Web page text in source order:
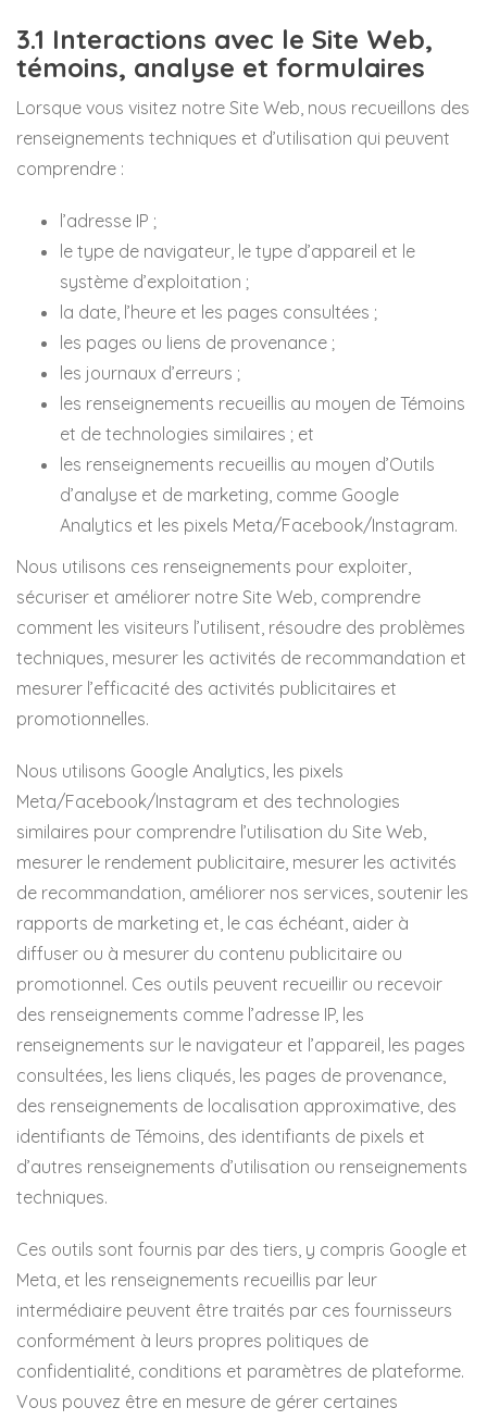
3.1 Interactions avec le Site Web,
témoins, analyse et formulaires
Lorsque vous visitez notre Site Web, nous recueillons des
renseignements techniques et d’utilisation qui peuvent
comprendre :
l’adresse IP ;
le type de navigateur, le type d’appareil et le
système d’exploitation ;
la date, l’heure et les pages consultées ;
les pages ou liens de provenance ;
les journaux d’erreurs ;
les renseignements recueillis au moyen de Témoins
et de technologies similaires ; et
les renseignements recueillis au moyen d’Outils
d’analyse et de marketing, comme Google
Analytics et les pixels Meta/Facebook/Instagram.
Nous utilisons ces renseignements pour exploiter,
sécuriser et améliorer notre Site Web, comprendre
comment les visiteurs l’utilisent, résoudre des problèmes
techniques, mesurer les activités de recommandation et
mesurer l’efficacité des activités publicitaires et
promotionnelles.
Nous utilisons Google Analytics, les pixels
Meta/Facebook/Instagram et des technologies
similaires pour comprendre l’utilisation du Site Web,
mesurer le rendement publicitaire, mesurer les activités
de recommandation, améliorer nos services, soutenir les
rapports de marketing et, le cas échéant, aider à
diffuser ou à mesurer du contenu publicitaire ou
promotionnel. Ces outils peuvent recueillir ou recevoir
des renseignements comme l’adresse IP, les
renseignements sur le navigateur et l’appareil, les pages
consultées, les liens cliqués, les pages de provenance,
des renseignements de localisation approximative, des
identifiants de Témoins, des identifiants de pixels et
d’autres renseignements d’utilisation ou renseignements
techniques.
Ces outils sont fournis par des tiers, y compris Google et
Meta, et les renseignements recueillis par leur
intermédiaire peuvent être traités par ces fournisseurs
conformément à leurs propres politiques de
confidentialité, conditions et paramètres de plateforme.
Vous pouvez être en mesure de gérer certaines